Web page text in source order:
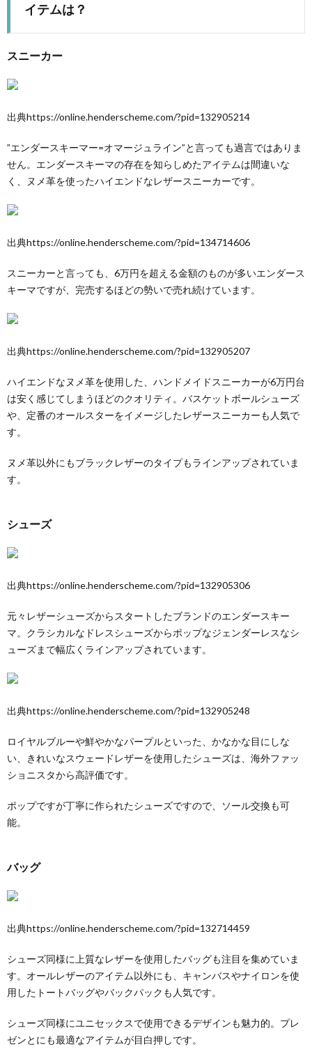
イテムは？
スニーカー
出典https://online.henderscheme.com/?pid=132905214
”エンダースキーマー=オマージュライン”と言っても過言ではありま
せん。エンダースキーマの存在を知らしめたアイテムは間違いな
く、ヌメ革を使ったハイエンドなレザースニーカーです。
出典https://online.henderscheme.com/?pid=134714606
スニーカーと言っても、6万円を超える金額のものが多いエンダース
キーマですが、完売するほどの勢いで売れ続けています。
出典https://online.henderscheme.com/?pid=132905207
ハイエンドなヌメ革を使用した、ハンドメイドスニーカーが6万円台
は安く感じてしまうほどのクオリティ。バスケットボールシューズ
や、定番のオールスターをイメージしたレザースニーカーも人気で
す。
ヌメ革以外にもブラックレザーのタイプもラインアップされていま
す。
シューズ
出典https://online.henderscheme.com/?pid=132905306
元々レザーシューズからスタートしたブランドのエンダースキー
マ。クラシカルなドレスシューズからポップなジェンダーレスなシ
ューズまで幅広くラインアップされています。
出典https://online.henderscheme.com/?pid=132905248
ロイヤルブルーや鮮やかなパープルといった、かなかな目にしな
い、きれいなスウェードレザーを使用したシューズは、海外ファッ
ショニスタから高評価です。
ポップですが丁寧に作られたシューズですので、ソール交換も可
能。
バッグ
出典https://online.henderscheme.com/?pid=132714459
シューズ同様に上質なレザーを使用したバッグも注目を集めていま
す。オールレザーのアイテム以外にも、キャンバスやナイロンを使
用したトートバッグやバックパックも人気です。
シューズ同様にユニセックスで使用できるデザインも魅力的。プレ
ゼンとにも最適なアイテムが目白押しです。